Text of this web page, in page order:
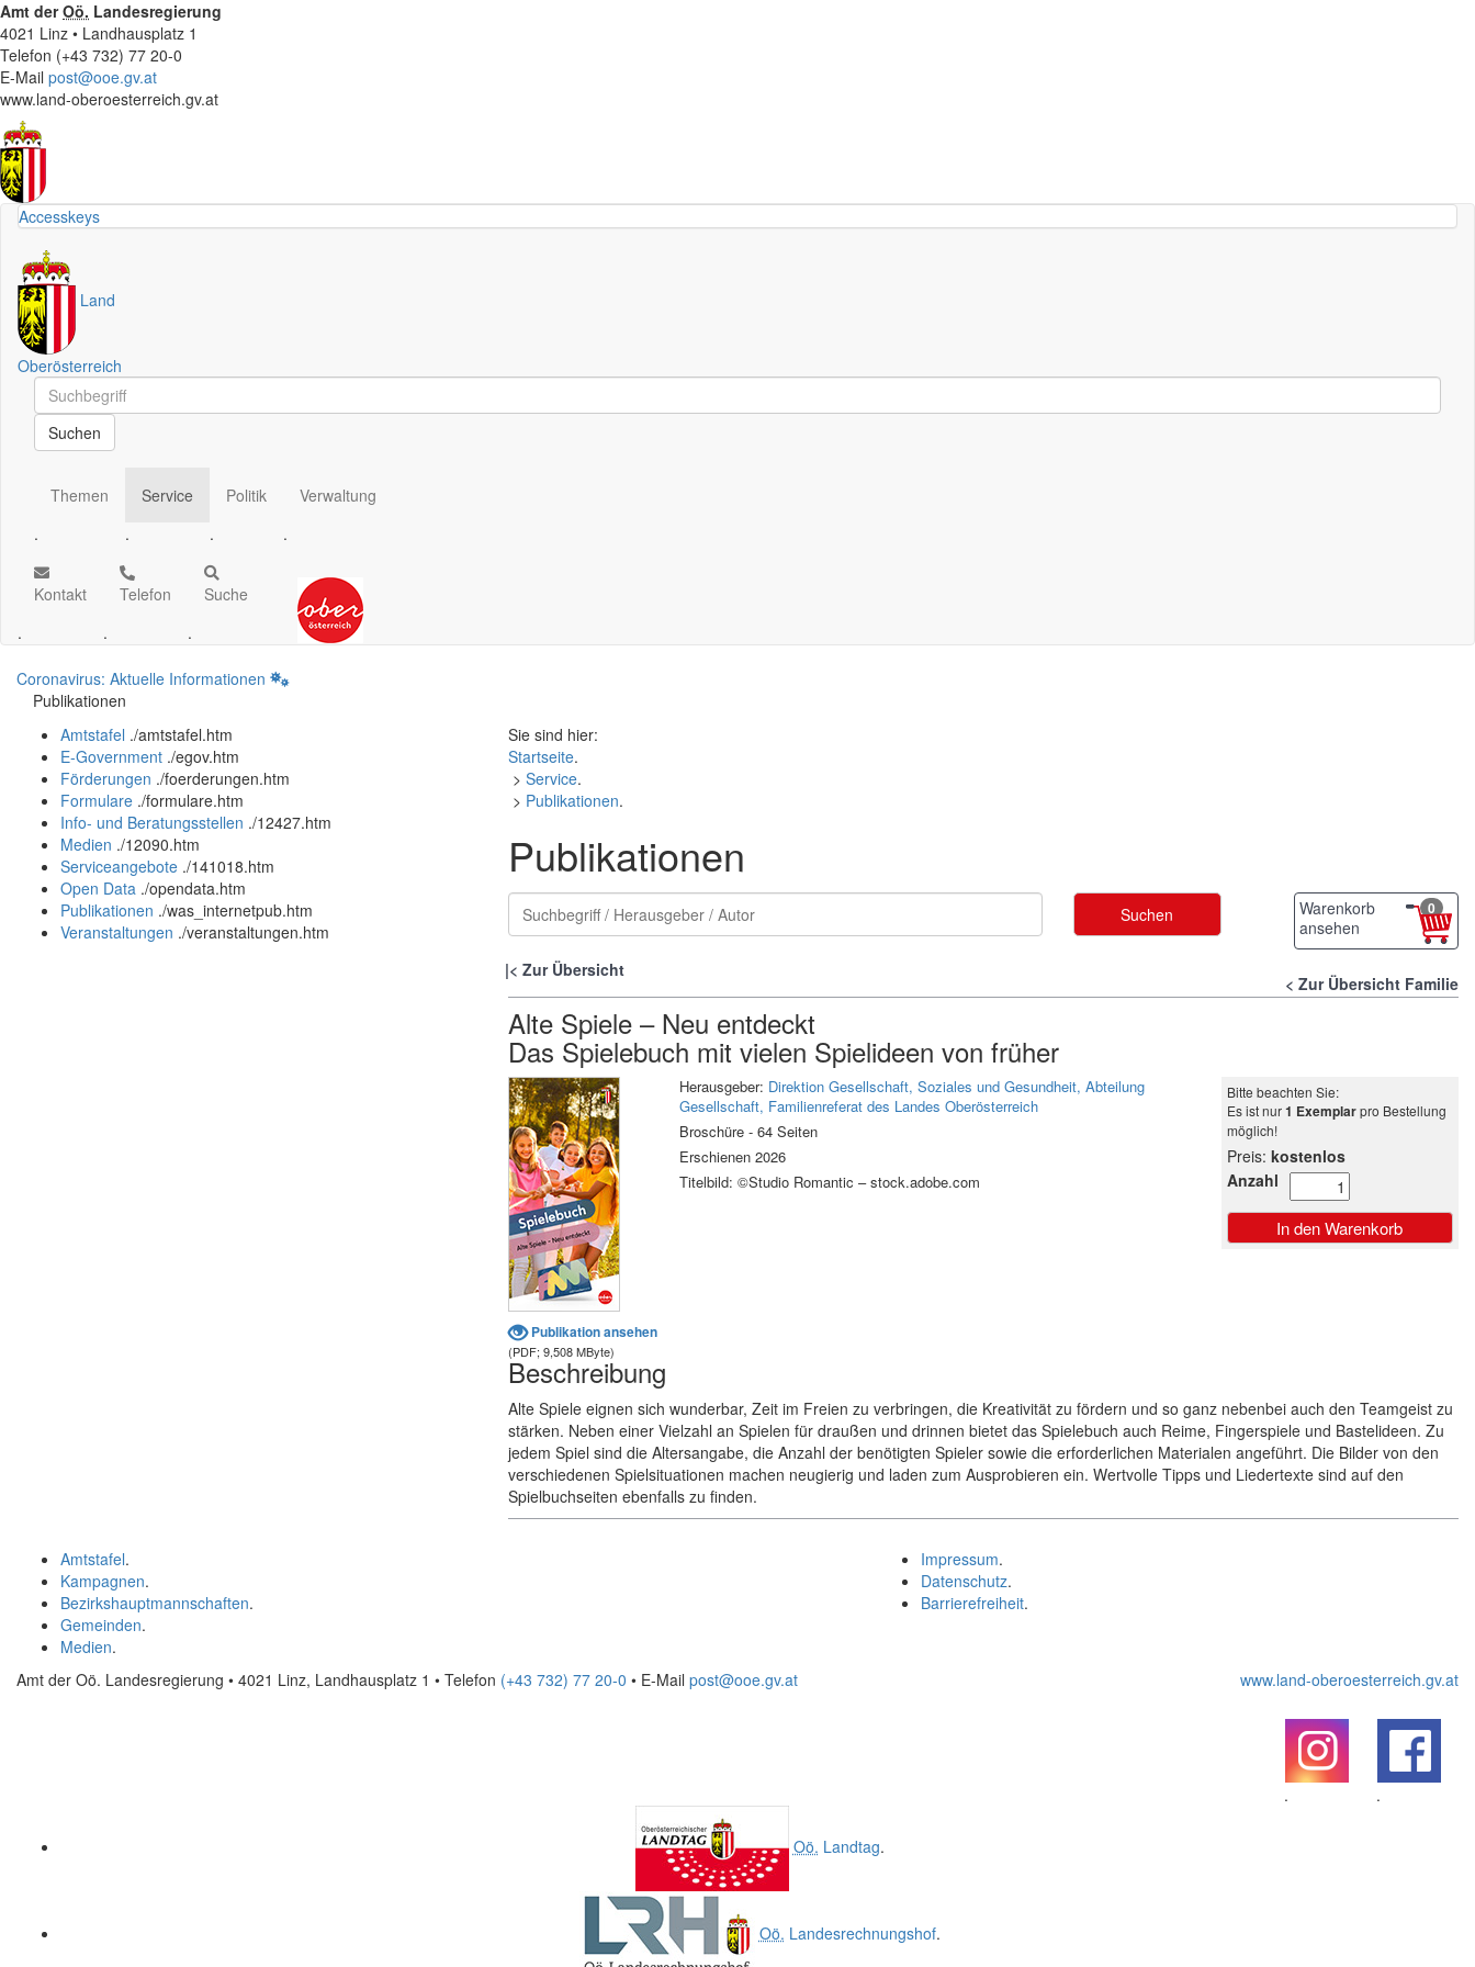
Amt derOö. Landesregierung
4021 Linz • Landhausplatz 1
Telefon (+43 732) 77 20-0
E-Mail post@ooe.gv.at
www.land-oberoesterreich.gv.at
Accesskeys
Land
Oberösterreich
Schnellsuche
Schnellsuche
Suchen
Themen
.
Service
.
Politik
.
Verwaltung
.
Kontakt
.
Telefon
.
Suche
.
Coronavirus: Aktuelle Informationen
Publikationen
Amtstafel ./amtstafel.htm
E-Government ./egov.htm
Förderungen ./foerderungen.htm
Formulare ./formulare.htm
Info- und Beratungsstellen ./12427.htm
Medien ./12090.htm
Serviceangebote ./141018.htm
Open Data ./opendata.htm
Publikationen ./was_internetpub.htm
Veranstaltungen ./veranstaltungen.htm
Sie sind hier:
Startseite.
> Service.
> Publikationen.
Publikationen
Warenkorb
ansehen
0
Zur Übersicht
Zur Übersicht Familie
Alte Spiele – Neu entdeckt
Das Spielebuch mit vielen Spielideen von früher
Publikation ansehen
(PDF; 9,508 MByte)
Herausgeber: Direktion Gesellschaft, Soziales und Gesundheit, Abteilung
Gesellschaft, Familienreferat des Landes Oberösterreich
Broschüre - 64 Seiten
Erschienen 2026
Titelbild: ©Studio Romantic – stock.adobe.com
Bitte beachten Sie:
Es ist nur1 Exemplarpro Bestellung
möglich!
Preis: kostenlos
Anzahl
Beschreibung
Alte Spiele eignen sich wunderbar, Zeit im Freien zu verbringen, die Kreativität zu fördern und so ganz nebenbei auch den Teamgeist zu
stärken. Neben einer Vielzahl an Spielen für draußen und drinnen bietet das Spielebuch auch Reime, Fingerspiele und Bastelideen. Zu
jedem Spiel sind die Altersangabe, die Anzahl der benötigten Spieler sowie die erforderlichen Materialen angeführt. Die Bilder von den
verschiedenen Spielsituationen machen neugierig und laden zum Ausprobieren ein. Wertvolle Tipps und Liedertexte sind auf den
Spielbuchseiten ebenfalls zu finden.
Impressum.
Datenschutz.
Barrierefreiheit.
Amtstafel.
Kampagnen.
Bezirkshauptmannschaften.
Gemeinden.
Medien.
Amt der Oö. Landesregierung • 4021 Linz, Landhausplatz 1 • Telefon (+43 732) 77 20-0 • E-Mail post@ooe.gv.at www.land-oberoesterreich.gv.at
.
.
Oö. Landtag.
Oö. Landesrechnungshof.